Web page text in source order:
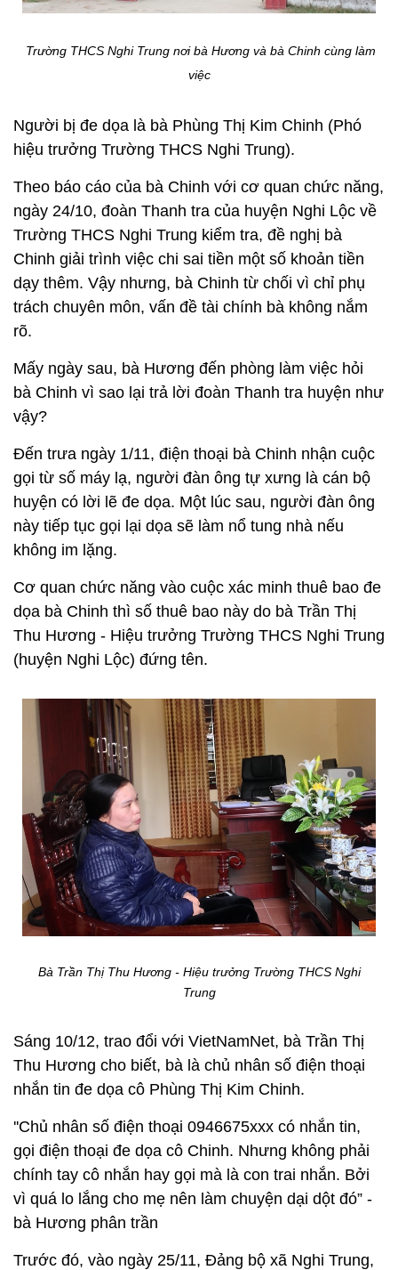
Trường THCS Nghi Trung nơi bà Hương và bà Chinh cùng làm
việc
Người bị đe dọa là bà Phùng Thị Kim Chinh (Phó
hiệu trưởng Trường THCS Nghi Trung).
Theo báo cáo của bà Chinh với cơ quan chức năng,
ngày 24/10, đoàn Thanh tra của huyện Nghi Lộc về
Trường THCS Nghi Trung kiểm tra, đề nghị bà
Chinh giải trình việc chi sai tiền một số khoản tiền
dạy thêm. Vậy nhưng, bà Chinh từ chối vì chỉ phụ
trách chuyên môn, vấn đề tài chính bà không nắm
rõ.
Mấy ngày sau, bà Hương đến phòng làm việc hỏi
bà Chinh vì sao lại trả lời đoàn Thanh tra huyện như
vậy?
Đến trưa ngày 1/11, điện thoại bà Chinh nhận cuộc
gọi từ số máy lạ, người đàn ông tự xưng là cán bộ
huyện có lời lẽ đe dọa. Một lúc sau, người đàn ông
này tiếp tục gọi lại dọa sẽ làm nổ tung nhà nếu
không im lặng.
Cơ quan chức năng vào cuộc xác minh thuê bao đe
dọa bà Chinh thì số thuê bao này do bà Trần Thị
Thu Hương - Hiệu trưởng Trường THCS Nghi Trung
(huyện Nghi Lộc) đứng tên.
Bà Trần Thị Thu Hương - Hiệu trưởng Trường THCS Nghi
Trung
Sáng 10/12, trao đổi với VietNamNet, bà Trần Thị
Thu Hương cho biết, bà là chủ nhân số điện thoại
nhắn tin đe dọa cô Phùng Thị Kim Chinh.
''Chủ nhân số điện thoại 0946675xxx có nhắn tin,
gọi điện thoại đe dọa cô Chinh. Nhưng không phải
chính tay cô nhắn hay gọi mà là con trai nhắn. Bởi
vì quá lo lắng cho mẹ nên làm chuyện dại dột đó” -
bà Hương phân trần
Trước đó, vào ngày 25/11, Đảng bộ xã Nghi Trung,